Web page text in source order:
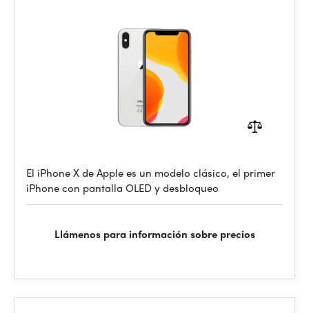
El iPhone X de Apple es un modelo clásico, el primer
iPhone con pantalla OLED y desbloqueo
Llámenos para información sobre precios